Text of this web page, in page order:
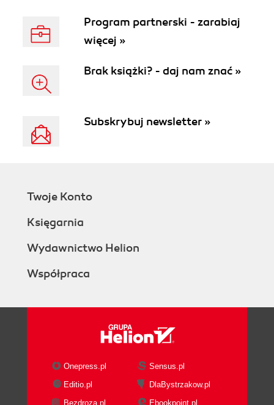
Program partnerski - zarabiaj
więcej »
Brak książki? - daj nam znać »
Subskrybuj newsletter »
Twoje Konto
Księgarnia
Wydawnictwo Helion
Współpraca
Onepress.pl
Sensus.pl
Editio.pl
DlaBystrzakow.pl
Bezdroza.pl
Ebookpoint.pl